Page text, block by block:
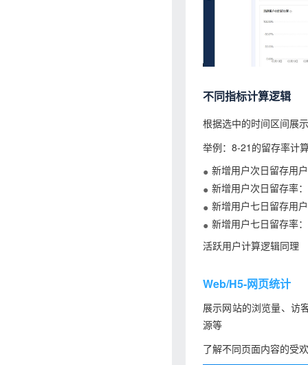
不同指标计算逻辑
根据选中的时间区间展
举例：8-21的留存率计
新增用户次日留存用
新增用户次日留存率
新增用户七日留存用
新增用户七日留存率
活跃用户计算逻辑同理
Web/H5-网页统计
展示网站的浏览量、访
源等
了解不同页面内容的受